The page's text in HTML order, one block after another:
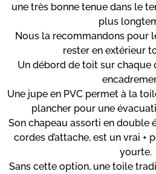
une très bonne tenue dans le
plus
Nous la recommandons pour
rester en extérieur
Un débord de toit sur
Une jupe en PVC permet à la
plancher pour une
Son chapeau assorti en double
cordes d’attache, est un vrai +
yourte.
Sans cette option, une toile